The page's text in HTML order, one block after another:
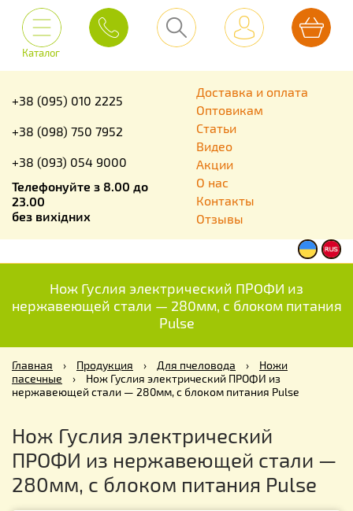
Каталог
+38 (095) 010 2225
+38 (098) 750 7952
+38 (093) 054 9000
Телефонуйте з 8.00 до
23.00
без вихідних
Доставка и оплата
Оптовикам
Статьи
Видео
Акции
О нас
Контакты
Отзывы
Нож Гуслия электрический ПРОФИ из
нержавеющей стали — 280мм, с блоком питания
Pulse
Главная › Продукция › Для пчеловода ›
Ножи
пасечные
›
Нож Гуслия электрический ПРОФИ из
нержавеющей стали — 280мм, с блоком питания Pulse
Нож Гуслия электрический
ПРОФИ из нержавеющей стали —
280мм, с блоком питания Pulse